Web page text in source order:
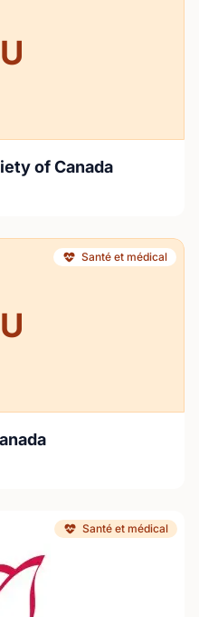
of Canada
Santé et médical
Santé et médical